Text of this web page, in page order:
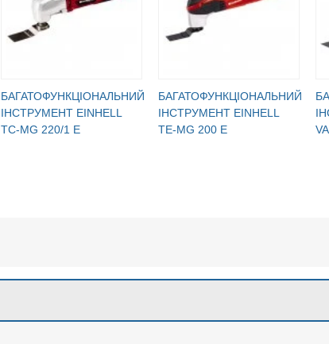
БАГАТОФУНКЦІОНАЛЬНИЙ
ІНСТРУМЕНТ EINHELL
TC-MG 220/1 E
БАГАТОФУНКЦІОНАЛЬНИЙ
ІНСТРУМЕНТ EINHELL
TE-MG 200 E